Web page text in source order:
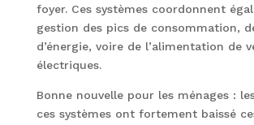
foyer. Ces systèmes coordonnent
gestion des pics de consommation,
d’énergie, voire de l’alimentation de
électriques.
Bonne nouvelle pour les ménages :
ces systèmes ont fortement baissé